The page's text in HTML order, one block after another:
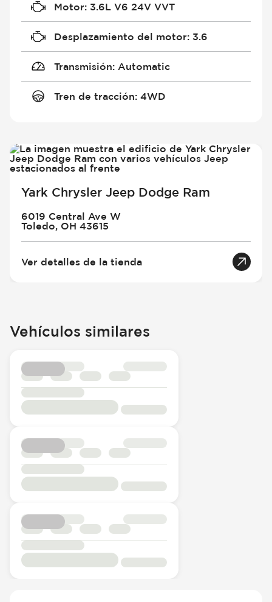
Motor: 3.6L V6 24V VVT
Desplazamiento del motor: 3.6
Transmisión: Automatic
Tren de tracción: 4WD
Yark Chrysler Jeep Dodge Ram
6019 Central Ave W
Toledo, OH 43615
Ver detalles de la tienda
Vehículos similares